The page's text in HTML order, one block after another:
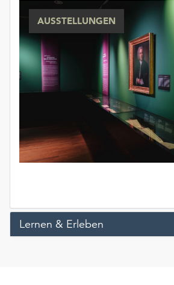
unserer
Datenschutzerklärung
oder
dem
Impressum
AUSSTELLUNGEN
Lernen & Erleben